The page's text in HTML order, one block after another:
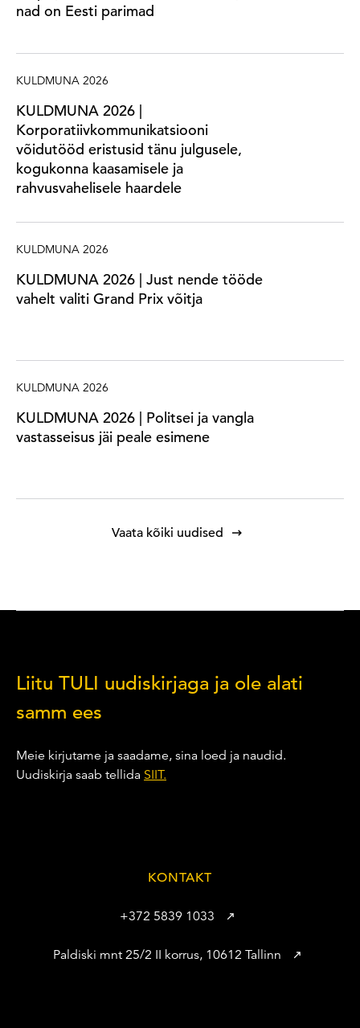
nad on Eesti parimad
KULDMUNA 2026
KULDMUNA 2026 |
Korporatiivkommunikatsiooni
võidutööd eristusid tänu julgusele,
kogukonna kaasamisele ja
rahvusvahelisele haardele
KULDMUNA 2026
KULDMUNA 2026 | Just nende tööde
vahelt valiti Grand Prix võitja
KULDMUNA 2026
KULDMUNA 2026 | Politsei ja vangla
vastasseisus jäi peale esimene
Vaata kõiki uudised
Liitu TULI uudiskirjaga ja ole alati
samm ees
Meie kirjutame ja saadame, sina loed ja naudid.
Uudiskirja saab tellida SIIT.
KONTAKT
+372 5839 1033
Paldiski mnt 25/2 II korrus, 10612 Tallinn